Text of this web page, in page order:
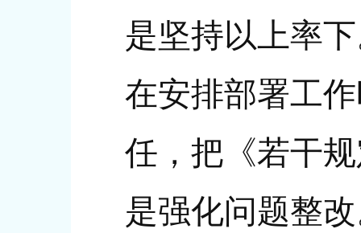
是坚持以上率
在安排部署工
任，把《若干
是强化问题整